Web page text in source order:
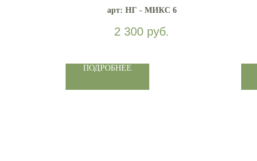
коробке
арт: НГ - МИКС 6
2 300 руб.
ПОДРОБНЕЕ